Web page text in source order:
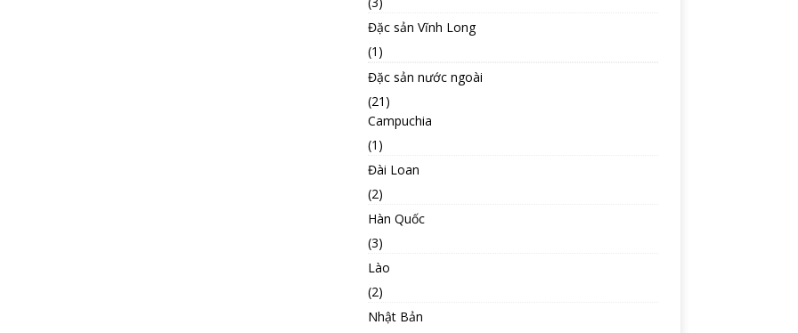
Đặc sản Vĩnh Long
(1)
Đặc sản nước ngoài
(21)
Campuchia
(1)
Đài Loan
(2)
Hàn Quốc
(3)
Lào
(2)
Nhật Bản